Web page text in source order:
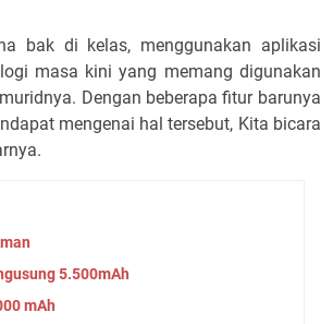
bak di kelas, menggunakan aplikasi
masa kini yang memang digunakan
Dengan beberapa fitur barunya
mengenai hal tersebut, Kita bicara
5.500mAh
mAh